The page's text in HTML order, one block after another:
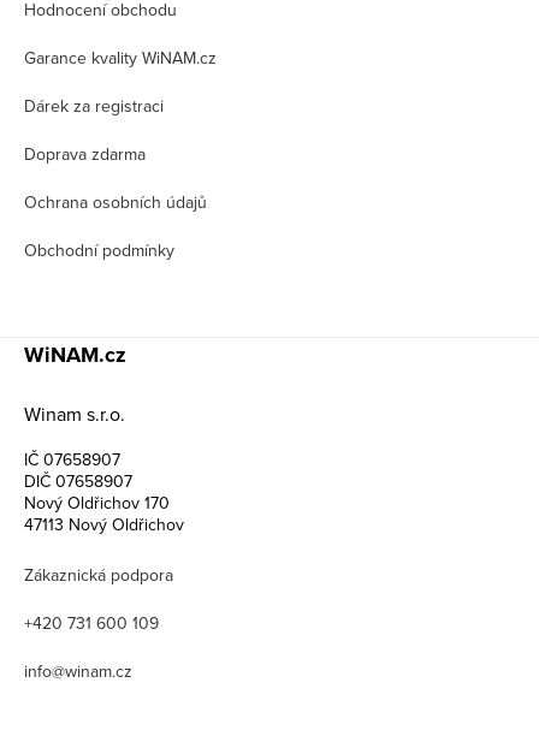
Hodnocení obchodu
Garance kvality WiNAM.cz
Dárek za registraci
Doprava zdarma
Ochrana osobních údajů
Obchodní podmínky
WiNAM.cz
Winam s.r.o.
IČ 07658907
DIČ 07658907
Nový Oldřichov 170
47113 Nový Oldřichov
Zákaznická podpora
+420 731 600 109
info@winam.cz